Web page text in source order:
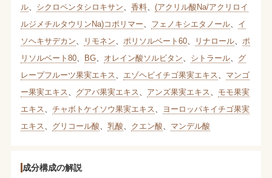
ル、 シクロペンタシロキサン 香料、 (アクリル酸Na/アクリロイ
ルジメチルタウリンNa)コポリマー
フェノキシエタノール、 イ
ソヘキサデカン
リモネン ポリソルベート60、 リナロール、 ポ
リソルベート80、 BG、 オレイン酸ソルビタン シトラール、 グ
レープフルーツ果実エキス
エゾヘビイチゴ果実エキス
マンゴ
ー果実エキス
グアバ果実エキス アンズ果実エキス
モモ果実
エキス
チャボトケイソウ果実エキス
ヨーロッパキイチゴ果実
エキス
グリコール酸 乳酸 クエン酸 マンデル酸
成分構成の解説